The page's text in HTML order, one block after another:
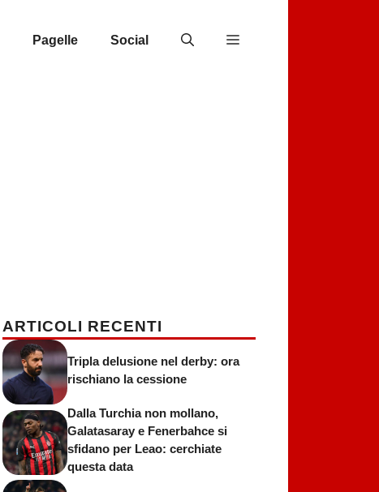
Pagelle Social
ARTICOLI RECENTI
Tripla delusione nel derby: ora
rischiano la cessione
Dalla Turchia non mollano,
Galatasaray e Fenerbahce si
sfidano per Leao: cerchiate
questa data